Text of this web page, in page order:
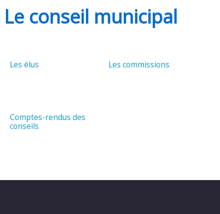
Le conseil municipal
Les élus Les commissions
Comptes-rendus des
conseils